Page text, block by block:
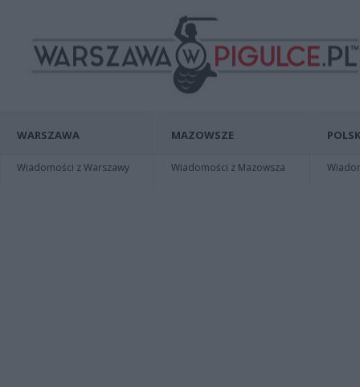
WARSZAWA
Wiadomości z Warszawy
MAZOWSZE
Wiadomości z Mazowsza